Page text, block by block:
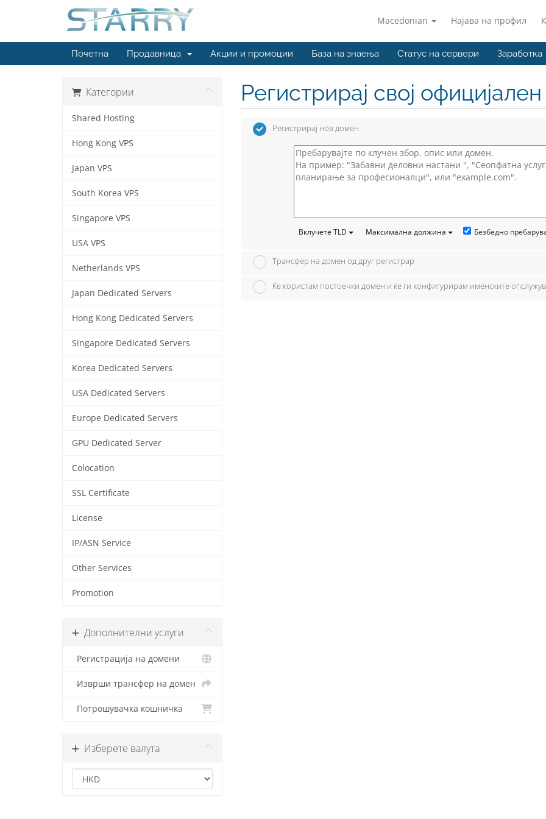
Macedonian Најава на профил
Почетна Продавница Акции и промоции База на знаења Статус на сервери Заработка
Категории
Shared Hosting
Hong Kong VPS
Japan VPS
South Korea VPS
Singapore VPS
USA VPS
Netherlands VPS
Japan Dedicated Servers
Hong Kong Dedicated Servers
Singapore Dedicated Servers
Korea Dedicated Servers
USA Dedicated Servers
Europe Dedicated Servers
GPU Dedicated Server
Colocation
SSL Certificate
License
IP/ASN Service
Other Services
Promotion
Дополнителни услуги
Регистрација на домени
Изврши трансфер на домен
Потрошувачка кошничка
Изберете валута
Регистрирај свој
Регистрирај нов домен
Вклучете TLD Максимална должина Безбедно
Трансфер на домен од друг регистрар
Ќе користам постоечки домен и ќе ги конфигурирам именските